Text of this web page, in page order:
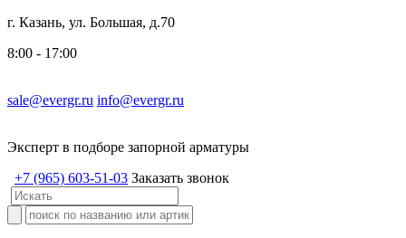
г. Казань, ул. Большая, д.70
8:00 - 17:00
sale@evergr.ru info@evergr.ru
Эксперт в подборе запорной арматуры
+7 (965) 603-51-03 Заказать звонок